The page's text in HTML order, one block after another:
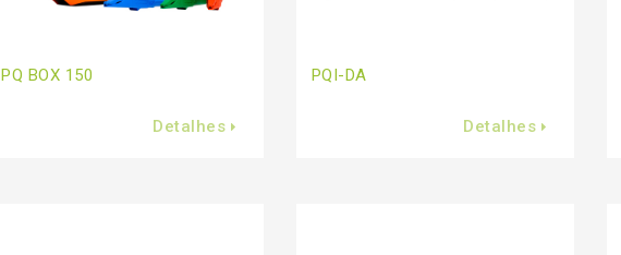
PQ BOX 150
Detalhes
PQI-DA
Detalhes